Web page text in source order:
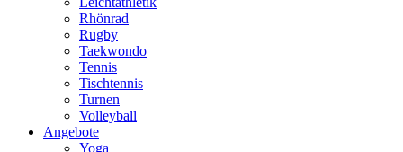
Rhönrad
Rugby
Taekwondo
Tennis
Tischtennis
Turnen
Volleyball
Angebote
Yoga